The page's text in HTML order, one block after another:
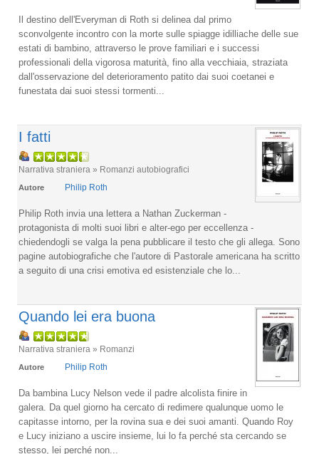
Il destino dell'Everyman di Roth si delinea dal primo
sconvolgente incontro con la morte sulle spiagge idilliache delle sue
estati di bambino, attraverso le prove familiari e i successi
professionali della vigorosa maturità, fino alla vecchiaia, straziata
dall'osservazione del deterioramento patito dai suoi coetanei e
funestata dai suoi stessi tormenti...
I fatti
Narrativa straniera » Romanzi autobiografici
Autore Philip Roth
Philip Roth invia una lettera a Nathan Zuckerman -
protagonista di molti suoi libri e alter-ego per eccellenza -
chiedendogli se valga la pena pubblicare il testo che gli allega. Sono
pagine autobiografiche che l'autore di Pastorale americana ha scritto
a seguito di una crisi emotiva ed esistenziale che lo...
Quando lei era buona
Narrativa straniera » Romanzi
Autore Philip Roth
Da bambina Lucy Nelson vede il padre alcolista finire in
galera. Da quel giorno ha cercato di redimere qualunque uomo le
capitasse intorno, per la rovina sua e dei suoi amanti. Quando Roy
e Lucy iniziano a uscire insieme, lui lo fa perché sta cercando se
stesso, lei perché non...